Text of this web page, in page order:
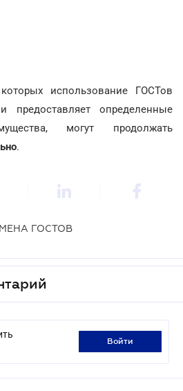
использование ГОСТов
предоставляет определенные
могут продолжать
.
ГОСТОВ
войти